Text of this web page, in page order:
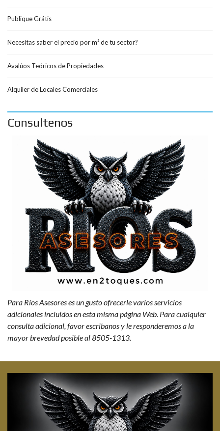
Publique Grátis
Necesitas saber el precio por m² de tu sector?
Avalúos Teóricos de Propiedades
Alquiler de Locales Comerciales
Consultenos
Para Ríos Asesores es un gusto ofrecerle varios servicios
adicionales incluidos en esta misma página Web. Para cualquier
consulta adicional, favor escribanos y le responderemos a la
mayor brevedad posible al 8505-1313.